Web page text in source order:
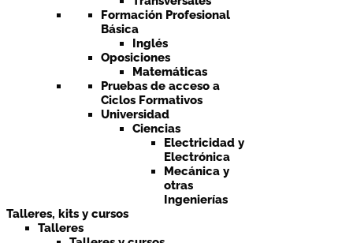
Formación Profesional
Básica
Inglés
Oposiciones
Matemáticas
Pruebas de acceso a
Ciclos Formativos
Universidad
Ciencias
Electricidad y
Electrónica
Mecánica y
otras
Ingenierías
Talleres, kits y cursos
Talleres